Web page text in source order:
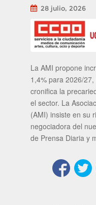
28 julio, 2026
La AMI propone
1,4% para 2026/
cronifica la
el sector. La
(AMI) insiste en su
negociadora del
de Prensa Diaria y